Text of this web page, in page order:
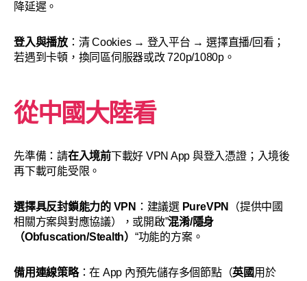
降延遲。
登入與播放：清 Cookies → 登入平台 → 選擇直播/回看；
若遇到卡頓，換同區伺服器或改 720p/1080p。
從中國大陸看
先準備：請在入境前下載好 VPN App 與登入憑證；入境後
再下載可能受限。
選擇具反封鎖能力的 VPN ：建議選 PureVPN
（提供中國
相關方案與對應協議），或開啟”混淆/隱身
（Obfuscation/Stealth） “功能的方案。
備用連線策略：在 App 內預先儲存多個節點（英國用於